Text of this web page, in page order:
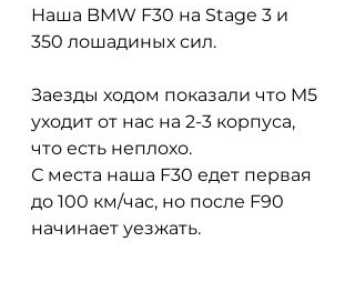
Наша BMW F30 на Stage 3 и
350 лошадиных сил.
Заезды ходом показали что M5
уходит от нас на 2-3 корпуса,
что есть неплохо.
С места наша F30 едет первая
до 100 км/час, но после F90
начинает уезжать.